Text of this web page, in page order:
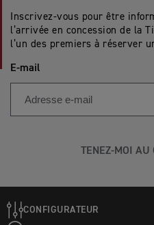
Inscrivez-vous pour être
l’arrivée en concession de la
l’un des premiers à réserver
E-mail
TENEZ-MOI AU
CONFIGURATEUR